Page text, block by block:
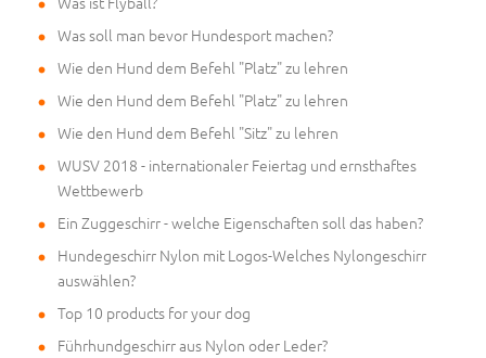
Was soll man bevor Hundesport machen?
Wie den Hund dem Befehl "Platz" zu lehren
Wie den Hund dem Befehl "Platz" zu lehren
Wie den Hund dem Befehl "Sitz" zu lehren
WUSV 2018 - internationaler Feiertag und ernsthaftes
Wettbewerb
Ein Zuggeschirr - welche Eigenschaften soll das haben?
Hundegeschirr Nylon mit Logos-Welches Nylongeschirr
auswählen?
Top 10 products for your dog
Führhundgeschirr aus Nylon oder Leder?